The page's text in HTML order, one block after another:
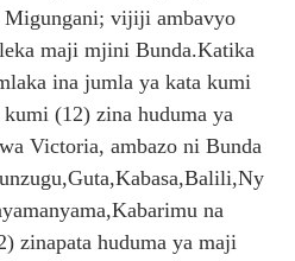
Migungani; vijiji ambavyo
maji mjini Bunda.Katika
ina jumla ya kata kumi
(12) zina huduma ya
Victoria, ambazo ni Bunda
na
zinapata huduma ya maji